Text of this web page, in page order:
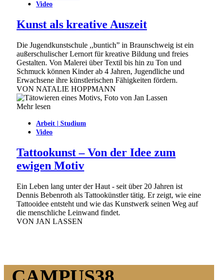
Video
Kunst als kreative Auszeit
Die Jugendkunstschule ,,buntich” in Braunschweig ist ein
außerschulischer Lernort für kreative Bildung und freies
Gestalten. Von Malerei über Textil bis hin zu Ton und
Schmuck können Kinder ab 4 Jahren, Jugendliche und
Erwachsene ihre künstlerischen Fähigkeiten fördern.
VON NATALIE HOPPMANN
Mehr lesen
Arbeit | Studium
Video
Tattookunst – Von der Idee zum
ewigen Motiv
Ein Leben lang unter der Haut - seit über 20 Jahren ist
Dennis Bebenroth als Tattookünstler tätig. Er zeigt, wie eine
Tattooidee entsteht und wie das Kunstwerk seinen Weg auf
die menschliche Leinwand findet.
VON JAN LASSEN